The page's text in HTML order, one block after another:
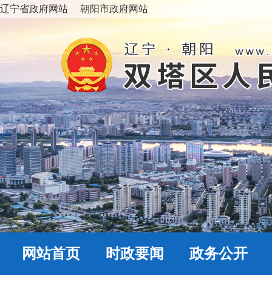
辽宁省政府网站 朝阳市政府网站
网站首页 时政要闻 政务公开